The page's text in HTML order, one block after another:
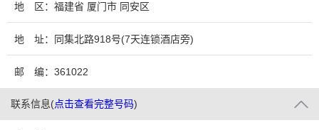
地 区：福建省 厦门市 同安区
地 址：同集北路918号(7天连锁酒店旁)
邮 编：361022
联系信息(点击查看完整号码)